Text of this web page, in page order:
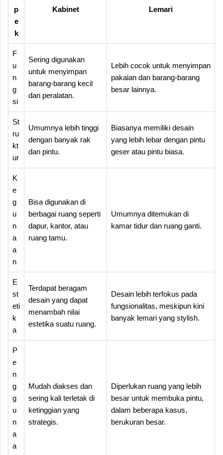
p
e
k
Kabinet Lemari
F
u
n
g
si
Sering digunakan
untuk menyimpan
barang-barang kecil
dan peralatan.
Lebih cocok untuk menyimpan
pakaian dan barang-barang
besar lainnya.
St
ru
kt
ur
Umumnya lebih tinggi
dengan banyak rak
dan pintu.
Biasanya memiliki desain
yang lebih lebar dengan pintu
geser atau pintu biasa.
K
e
g
u
n
a
a
n
Bisa digunakan di
berbagai ruang seperti
dapur, kantor, atau
ruang tamu.
Umumnya ditemukan di
kamar tidur dan ruang ganti.
E
st
eti
k
a
Terdapat beragam
desain yang dapat
menambah nilai
estetika suatu ruang.
Desain lebih terfokus pada
fungsionalitas, meskipun kini
banyak lemari yang stylish.
P
e
n
g
g
u
n
a
a
Mudah diakses dan
sering kali terletak di
ketinggian yang
strategis.
Diperlukan ruang yang lebih
besar untuk membuka pintu,
dalam beberapa kasus,
berukuran besar.